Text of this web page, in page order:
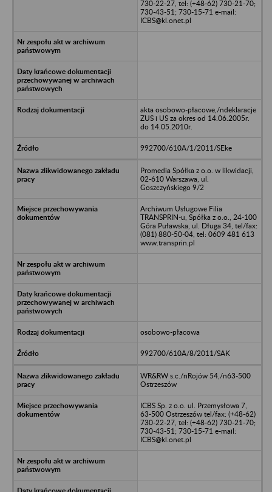
730-22-27, tel: (+48-62) 730-21-70;
730-43-51; 730-15-71 e-mail:
ICBS@kl.onet.pl
akta osobowo-płacowe,/ndeklaracje
ZUS i US za okres od 14.06.2005r.
do 14.05.2010r.
992700/610A/1/2011/SEke
Promedia Spółka z o.o. w likwidacji,
02-610 Warszawa, ul.
Goszczyńskiego 9/2
Archiwum Usługowe Filia
TRANSPRIN-u, Spółka z o.o., 24-100
Góra Puławska, ul. Długa 34, tel/fax:
(081) 880-50-04, tel: 0609 481 613
www.transprin.pl
osobowo-płacowa
992700/610A/8/2011/SAK
WR&RW s.c./nRojów 54,/n63-500
Ostrzeszów
ICBS Sp. z o.o. ul. Przemysłowa 7,
63-500 Ostrzeszów tel/fax: (+48-62)
730-22-27, tel: (+48-62) 730-21-70;
730-43-51; 730-15-71 e-mail:
ICBS@kl.onet.pl